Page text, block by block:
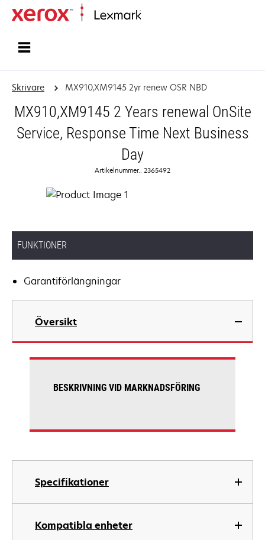
Skrivare MX910,XM9145 2yr renew OSR NBD
MX910,XM9145 2 Years renewal OnSite
Service, Response Time Next Business
Day
Artikelnummer.: 2365492
FUNKTIONER
Garantiförlängningar
Översikt
Specifikationer
Kompatibla enheter
BESKRIVNING VID MARKNADSFÖRING